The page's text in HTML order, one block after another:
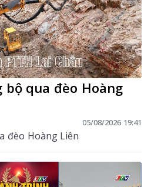
bộ qua đèo Hoàng
05/08/2026 19:41
đèo Hoàng Liên